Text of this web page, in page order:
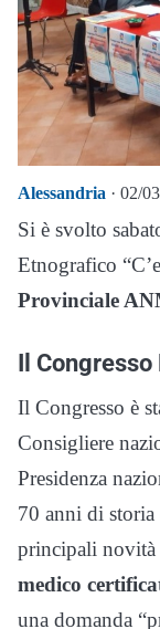
Alessandria · 02/
Si è svolto
Etnografico
Provinciale
Il
Il Congresso è
Consigliere
Presidenza
70 anni di storia
principali novità
medico
una domanda